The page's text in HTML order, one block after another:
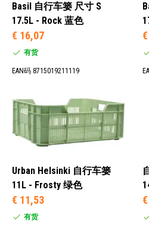
Basil 自行车篓 尺寸 S
17.5L - Rock 蓝色
€ 16,07
有货
EAN码 8715019211119
Urban Helsinki 自行车篓
11L - Frosty 绿色
€ 11,53
有货